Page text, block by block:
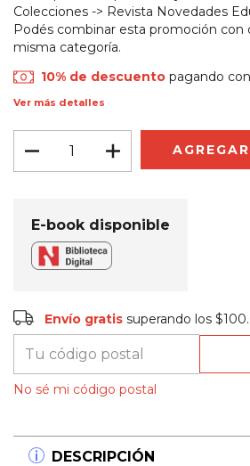
Colecciones -> Revista Novedades
Podés combinar esta promoción con
misma categoría.
10% de descuento pagando
Ver más detalles
E-book disponible
Envío gratis
Entregas para el CP:
Envío gratis superando los
No sé mi código postal
DESCRIPCIÓN